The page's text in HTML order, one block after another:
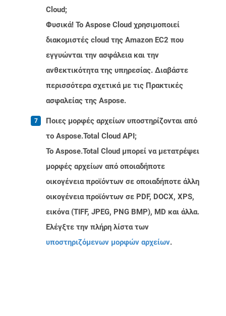
Cloud;
Φυσικά! Το Aspose Cloud χρησιμοποιεί
διακομιστές cloud της Amazon EC2 που
εγγυώνται την ασφάλεια και την
ανθεκτικότητα της υπηρεσίας. Διαβάστε
περισσότερα σχετικά με τις Πρακτικές
ασφαλείας της Aspose.
Ποιες μορφές αρχείων υποστηρίζονται από
το Aspose.Total Cloud API;
Το Aspose.Total Cloud μπορεί να μετατρέψει
μορφές αρχείων από οποιαδήποτε
οικογένεια προϊόντων σε οποιαδήποτε άλλη
οικογένεια προϊόντων σε PDF, DOCX, XPS,
εικόνα (TIFF, JPEG, PNG BMP), MD και άλλα.
Ελέγξτε την πλήρη λίστα των
υποστηριζόμενων μορφών αρχείων.